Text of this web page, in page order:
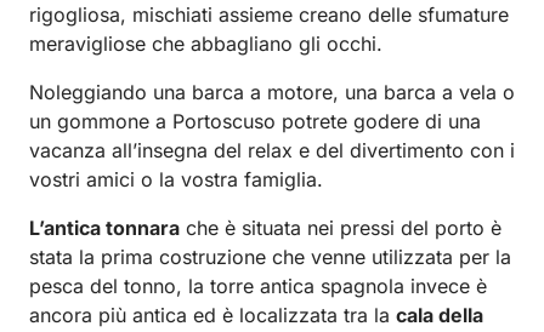
rigogliosa, mischiati assieme creano delle sfumature
meravigliose che abbagliano gli occhi.
Noleggiando una barca a motore, una barca a vela o
un gommone a Portoscuso potrete godere di una
vacanza all’insegna del relax e del divertimento con i
vostri amici o la vostra famiglia.
L’antica tonnara che è situata nei pressi del porto è
stata la prima costruzione che venne utilizzata per la
pesca del tonno, la torre antica spagnola invece è
ancora più antica ed è localizzata tra la cala della